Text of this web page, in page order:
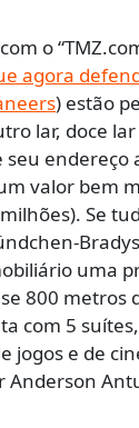
o
agora
) estão
lar, doce
seu endereço
valor bem
Se
uma
800 metros
com 5
jogos e de
Anderson